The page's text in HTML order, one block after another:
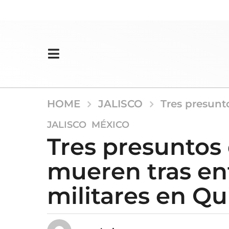
HOME JALISCO Tres
2
e
s
a
g
o
JALISCO ,MÉXICO
Tres
mueren tras
militares en